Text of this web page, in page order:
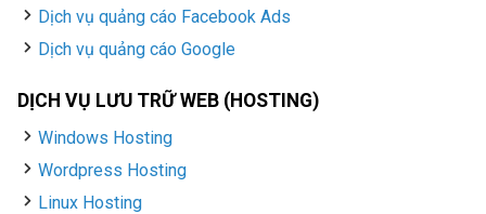
Dịch vụ quảng cáo Facebook Ads
Dịch vụ quảng cáo Google
DỊCH VỤ LƯU TRỮ WEB (HOSTING)
Windows Hosting
Wordpress Hosting
Linux Hosting